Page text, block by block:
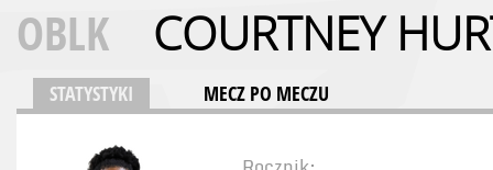
OBLK COURTNEY
STATYSTYKI MECZ PO MECZU